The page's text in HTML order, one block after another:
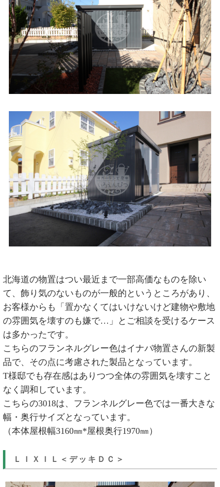
北海道の物置はつい最近まで一部高価なものを除い
て、飾り気のないものが一般的というところがあり、
お客様からも「置かなくてはいけないけど建物や敷地
の雰囲気を壊すのも嫌で…」とご相談を受けるケース
は多かったです。
こちらのフランネルグレー色はイナバ物置さんの新製
品で、その点に考慮された製品となっています。
T様邸でも存在感はありつつ全体の雰囲気を壊すこと
なく調和しています。
こちらの3018は、フランネルグレー色では一番大きな
幅・奥行サイズとなっています。
（本体屋根幅3160㎜*屋根奥行1970㎜）
ＬＩＸＩＬ＜デッキＤＣ＞